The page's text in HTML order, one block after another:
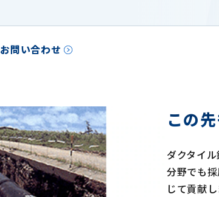
お問い合わせ
この
ダクタイ
分野でも
じて貢献し